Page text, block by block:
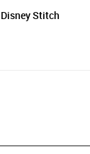
Stitch